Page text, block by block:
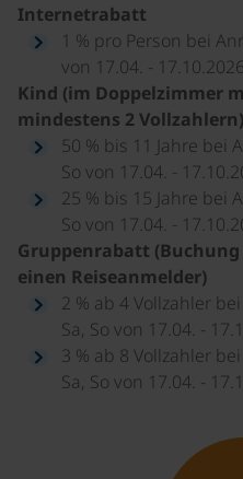
Internetrabatt
1 % pro Person bei
von 17.04. - 17.10.2026
Kind (im Doppelzimmer
mindestens 2 Vollzahlern)
50 % bis 11 Jahre bei
So von 17.04. -
25 % bis 15 Jahre bei
So von 17.04. -
Gruppenrabatt
einen Reiseanmelder)
2 % ab 4 Vollzahler
Sa, So von 17.04. -
3 % ab 8 Vollzahler
Sa, So von 17.04. -